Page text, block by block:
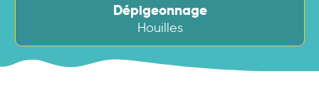
Dépigeonnage
Houilles